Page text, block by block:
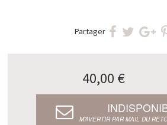
Partager
40,00 €
M’AVERTIR PAR MAIL DU